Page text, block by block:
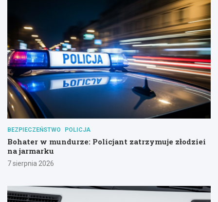
BEZPIECZEŃSTWO POLICJA
Bohater w mundurze: Policjant zatrzymuje złodziei
na jarmarku
7 sierpnia 2026